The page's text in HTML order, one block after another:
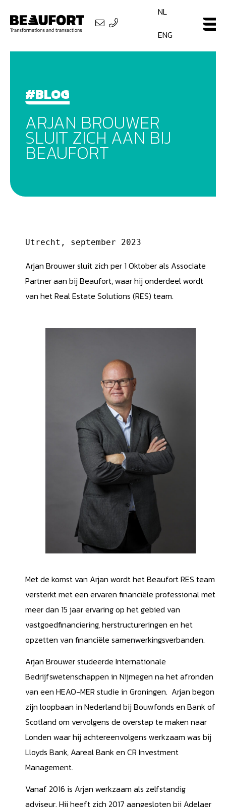
NL
ENG
#BLOG
ARJAN BROUWER
SLUIT ZICH AAN BIJ
BEAUFORT
Utrecht, september 2023
Arjan Brouwer sluit zich per 1 Oktober als Associate
Partner aan bij Beaufort, waar hij onderdeel wordt
van het Real Estate Solutions (RES) team.
Met de komst van Arjan wordt het Beaufort RES team
versterkt met een ervaren financiële professional met
meer dan 15 jaar ervaring op het gebied van
vastgoedfinanciering, herstructureringen en het
opzetten van financiële samenwerkingsverbanden.
Arjan Brouwer studeerde Internationale
Bedrijfswetenschappen in Nijmegen na het afronden
van een HEAO-MER studie in Groningen. Arjan begon
zijn loopbaan in Nederland bij Bouwfonds en Bank of
Scotland om vervolgens de overstap te maken naar
Londen waar hij achtereenvolgens werkzaam was bij
Lloyds Bank, Aareal Bank en CR Investment
Management.
Vanaf 2016 is Arjan werkzaam als zelfstandig
adviseur. Hij heeft zich 2017 aangesloten bij Adelaer